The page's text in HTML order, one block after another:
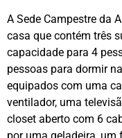
A Sede Campestre da
casa que contém três
capacidade para 4
pessoas para dormir
equipados com uma
ventilador, uma
closet aberto com 6